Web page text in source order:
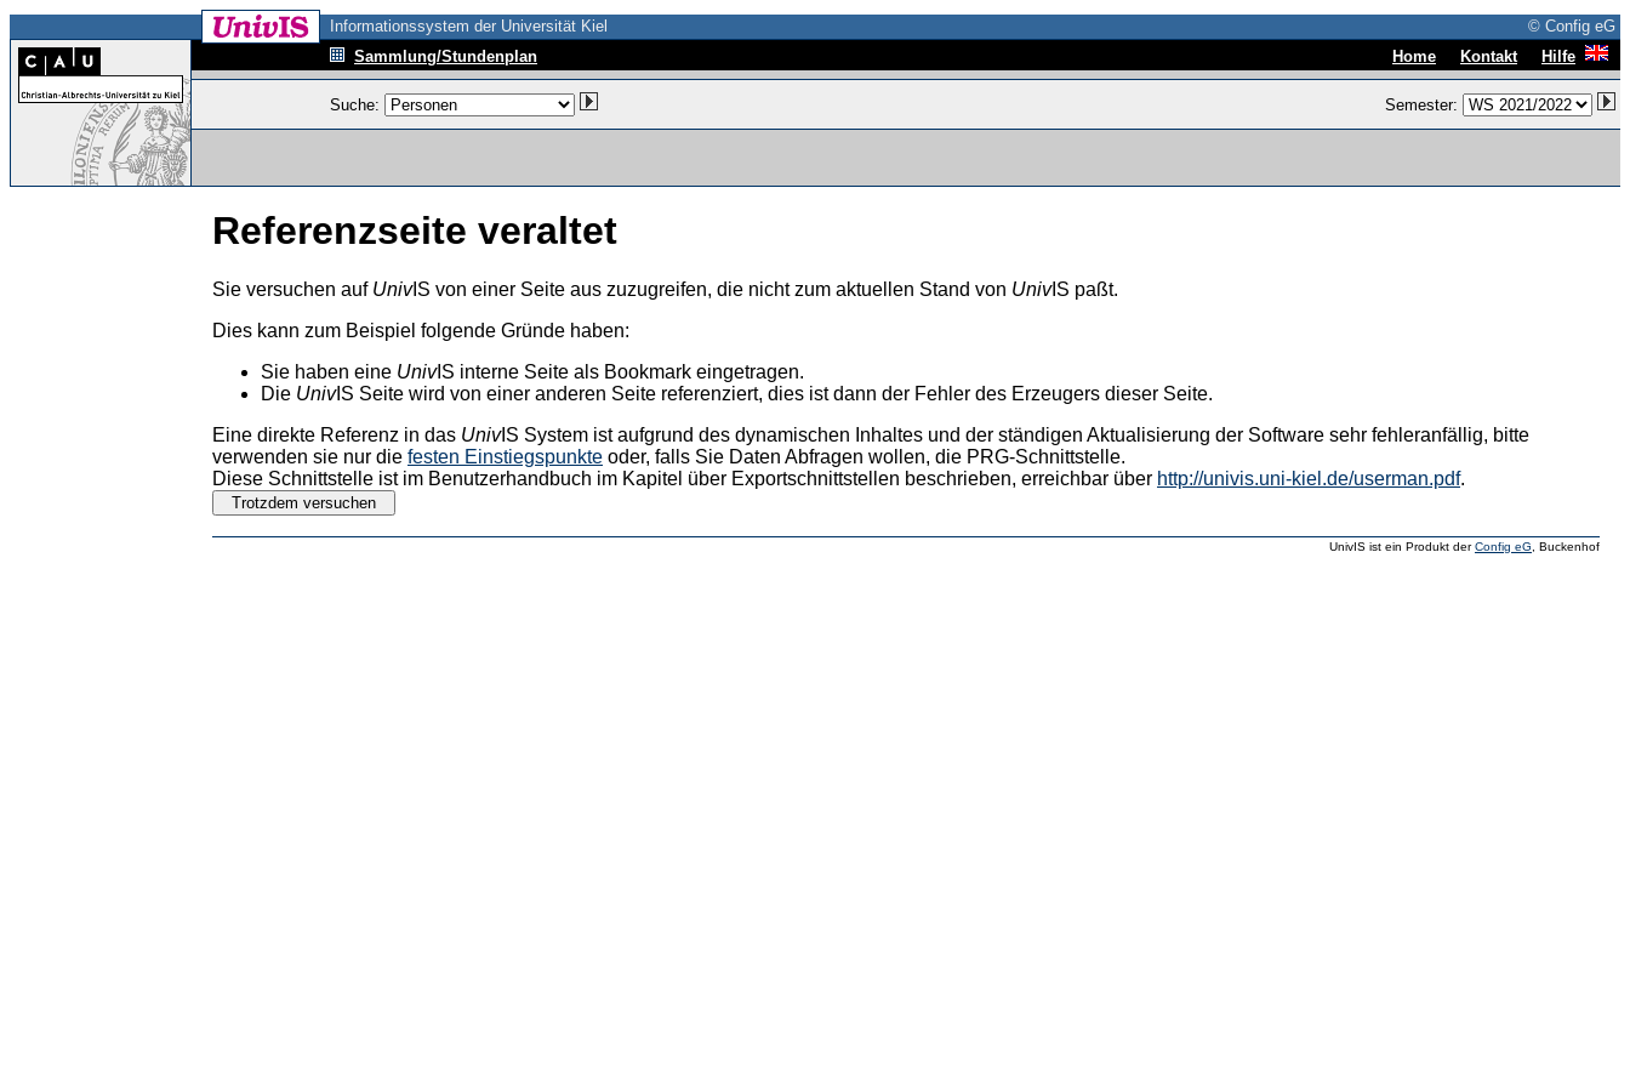
Informationssystem der Universität Kiel
© Config eG
Sammlung/Stundenplan
Home Kontakt Hilfe
Suche: Semester:
Referenzseite veraltet
Sie versuchen auf UnivIS von einer Seite aus zuzugreifen, die nicht zum aktuellen Stand von UnivIS paßt.
Dies kann zum Beispiel folgende Gründe haben:
Sie haben eine UnivIS interne Seite als Bookmark eingetragen.
Die UnivIS Seite wird von einer anderen Seite referenziert, dies ist dann der Fehler des Erzeugers dieser Seite.
Eine direkte Referenz in das UnivIS System ist aufgrund des dynamischen Inhaltes und der ständigen Aktualisierung der Software sehr fehleranfällig, bitte
verwenden sie nur die festen Einstiegspunkte oder, falls Sie Daten Abfragen wollen, die PRG-Schnittstelle.
Diese Schnittstelle ist im Benutzerhandbuch im Kapitel über Exportschnittstellen beschrieben, erreichbar über http://univis.uni-kiel.de/userman.pdf.
UnivIS ist ein Produkt derConfig eG , Buckenhof